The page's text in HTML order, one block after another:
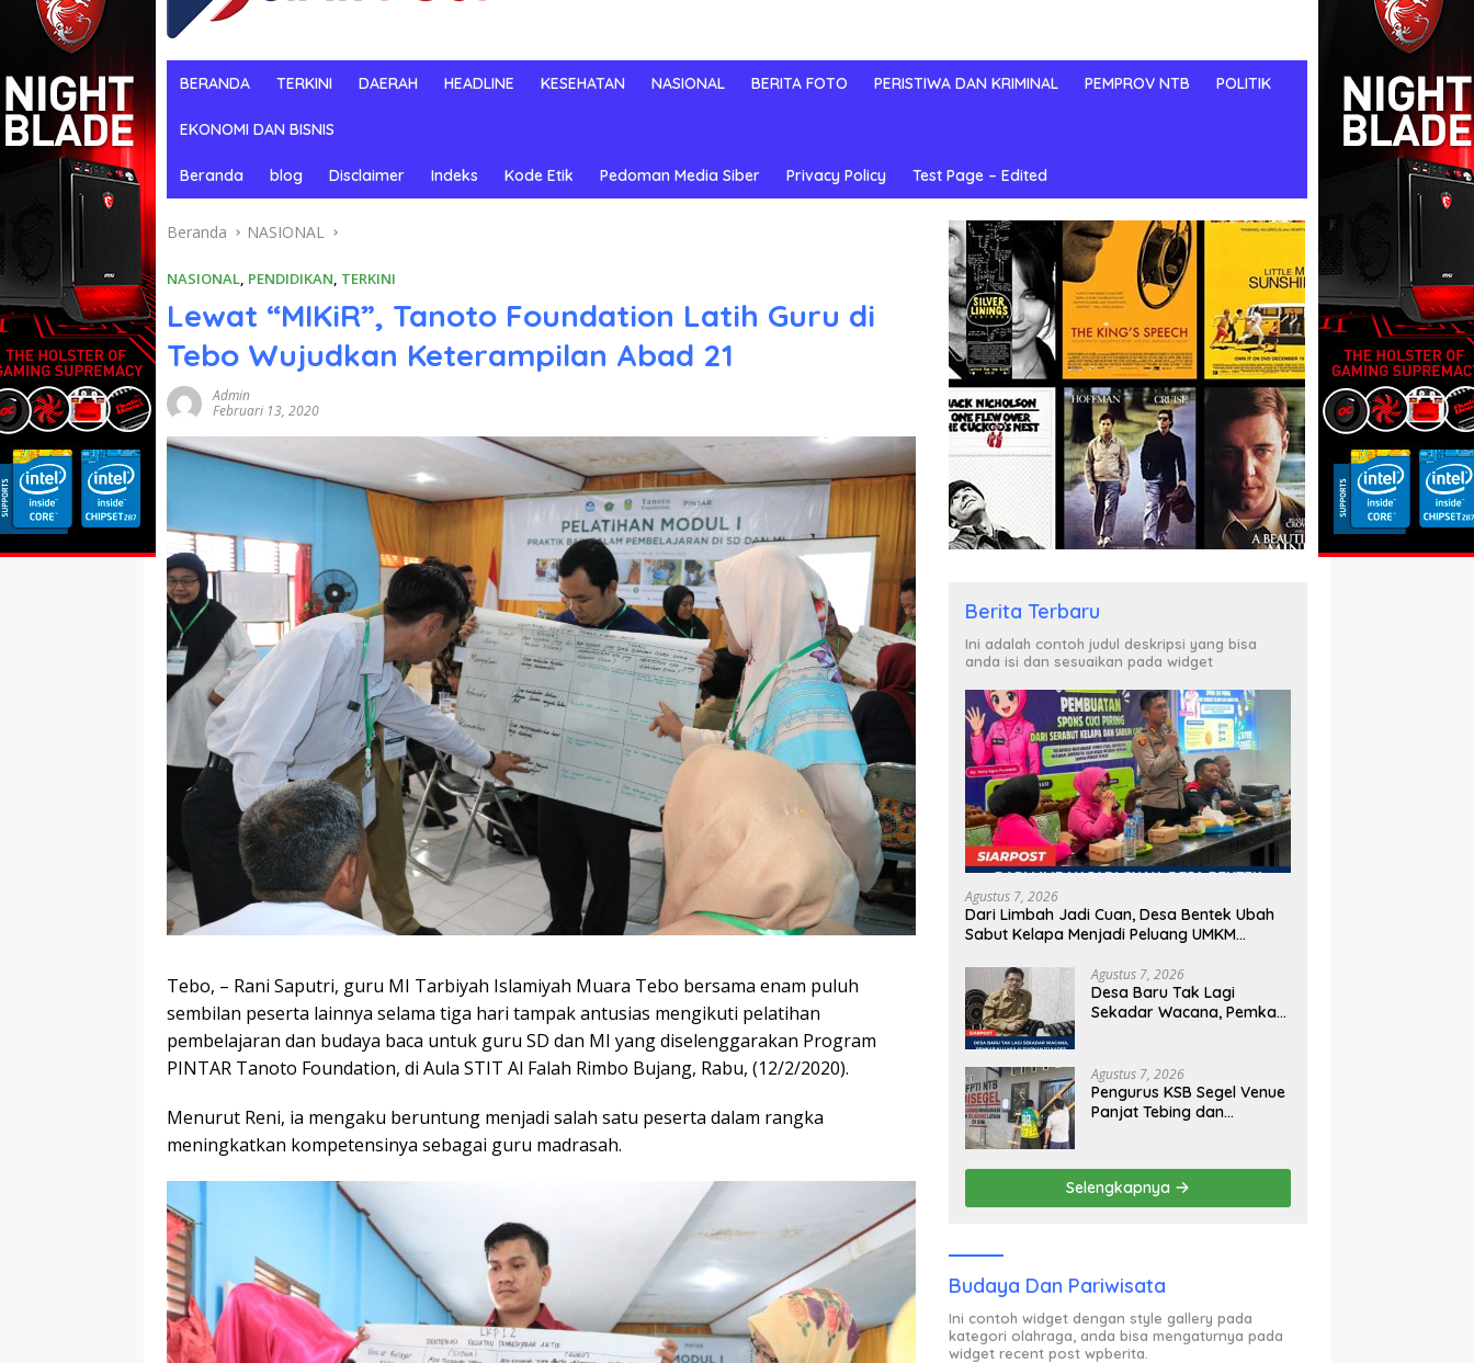
BERANDA TERKINI DAERAH HEADLINE KESEHATAN NASIONAL BERITA FOTO PERISTIWA DAN KRIMINAL PEMPROV NTB POLITIK
EKONOMI DAN BISNIS
Beranda blog Disclaimer Indeks Kode Etik Pedoman Media Siber Privacy Policy Test Page – Edited
Beranda NASIONAL
NASIONAL, PENDIDIKAN, TERKINI
Lewat “MIKiR”, Tanoto Foundation Latih Guru di
Tebo Wujudkan Keterampilan Abad 21
Admin
Februari 13, 2020
Tebo, – Rani Saputri, guru MI Tarbiyah Islamiyah Muara Tebo bersama enam puluh
sembilan peserta lainnya selama tiga hari tampak antusias mengikuti pelatihan
pembelajaran dan budaya baca untuk guru SD dan MI yang diselenggarakan Program
PINTAR Tanoto Foundation, di Aula STIT Al Falah Rimbo Bujang, Rabu, (12/2/2020).
Menurut Reni, ia mengaku beruntung menjadi salah satu peserta dalam rangka
meningkatkan kompetensinya sebagai guru madrasah.
Berita Terbaru
Ini adalah contoh judul deskripsi yang bisa
anda isi dan sesuaikan pada widget
Agustus 7, 2026
Dari Limbah Jadi Cuan, Desa Bentek Ubah
Sabut Kelapa Menjadi Peluang UMKM
Agustus 7, 2026
Desa Baru Tak Lagi
Sekadar Wacana, Pemkab
Agustus 7, 2026
Pengurus KSB Segel Venue
Panjat Tebing dan
Beralih Ke Dompu
Selengkapnya
Budaya Dan Pariwisata
Ini contoh widget dengan style gallery pada
kategori olahraga, anda bisa mengaturnya pada
widget recent post wpberita.